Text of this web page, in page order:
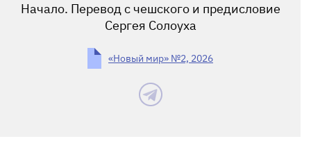
Начало. Перевод с чешского и предисловие
Сергея Солоуха
«Новый мир» №2, 2026